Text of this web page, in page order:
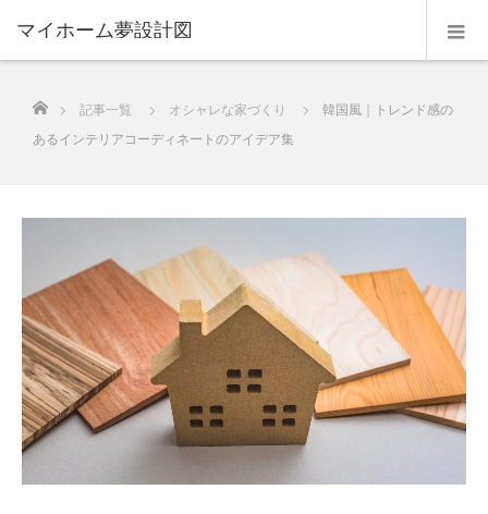
マイホーム夢設計図
ホーム
記事一覧 オシャレな家づくり
韓国風｜トレンド感の
あるインテリアコーディネートのアイデア集